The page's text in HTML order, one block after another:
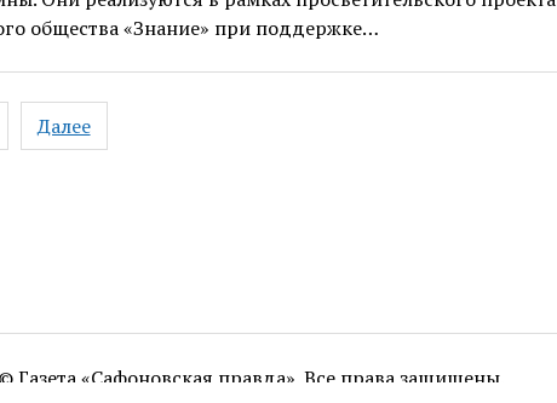
общества «Знание» при поддержке…
Далее
© Газета «Сафоновская правда». Все права защищены.